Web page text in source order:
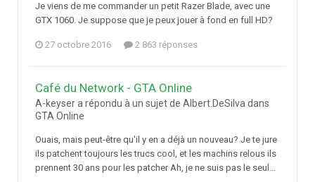
Je viens de me commander un petit Razer Blade, avec une
GTX 1060. Je suppose que je peux jouer à fond en full HD?
27 octobre 2016 2 863 réponses
Café du Network - GTA Online
A-keyser a répondu à un sujet de Albert.DeSilva dans
GTA Online
Ouais, mais peut-être qu'il y en a déjà un nouveau? Je te jure
ils patchent toujours les trucs cool, et les machins relous ils
prennent 30 ans pour les patcher Ah, je ne suis pas le seul...